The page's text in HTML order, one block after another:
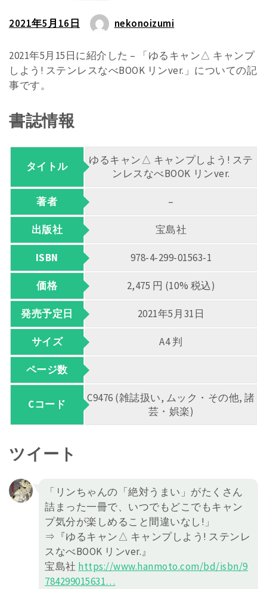
2021年5月16日 nekonoizumi
2021年5月15日に紹介した – 「ゆるキャン△ キャンプ
しよう! ステンレスなべBOOK リンver.」についての記
事です。
書誌情報
タイトル
ゆるキャン△ キャンプしよう! ステ
ンレスなべBOOK リンver.
著者 –
出版社 宝島社
ISBN 978-4-299-01563-1
価格 2,475 円 (10% 税込)
発売予定日 2021年5月31日
サイズ A4 判
ページ数
Cコード
C9476 (雑誌扱い, ムック・その他, 諸
芸・娯楽)
ツイート
「リンちゃんの「絶対うまい」がたくさん
詰まった一冊で、いつでもどこでもキャン
プ気分が楽しめること間違いなし!」
⇒『ゆるキャン△ キャンプしよう! ステンレ
スなべBOOK リンver.』
宝島社 https://www.hanmoto.com/bd/isbn/9
784299015631…